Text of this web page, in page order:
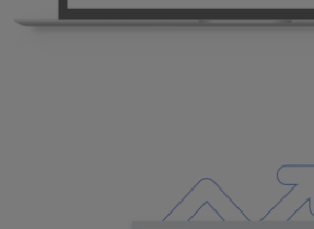
Tilknyttede selskaper